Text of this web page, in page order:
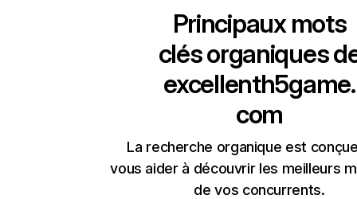
Principaux mots
clés organiques
excellenth5game.
com
La recherche organique est
vous aider à découvrir les meilleurs
de vos concurrents.